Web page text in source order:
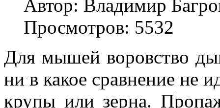
Автор: Владимир
Просмотров: 5532
Для мышей воровство
ни в какое сравнение не
крупы или зерна.